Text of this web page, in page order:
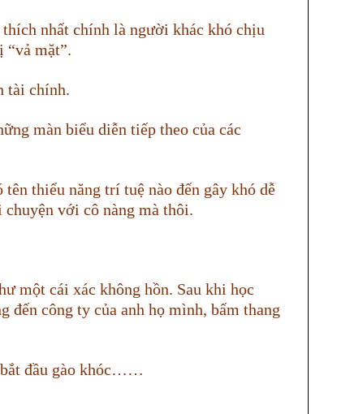
nhất chính là người khác khó chịu
“vả mặt”.
tài chính.
màn biểu diễn tiếp theo của các
thiểu năng trí tuệ nào đến gây khó dễ
chuyện với cô nàng mà thôi.
một cái xác không hồn. Sau khi học
đến công ty của anh họ mình, bấm thang
bắt đầu gào khóc……